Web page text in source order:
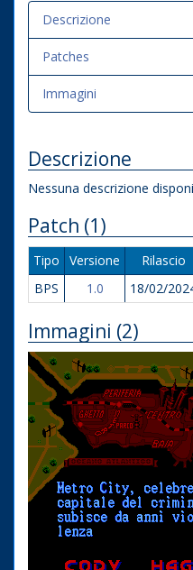
Descrizione
Patches
Immagini
Descrizione
Nessuna descrizione
Patch (1)
Tipo Versione Rilascio
BPS
1.0 18/02/
Immagini (2)